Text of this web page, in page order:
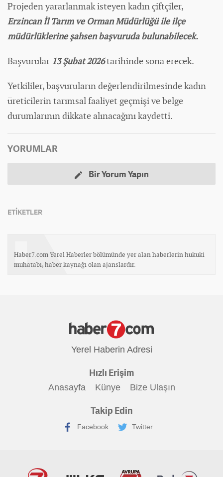
Projeden yararlanmak isteyen kadın çiftçiler,
Erzincan İl Tarım ve Orman Müdürlüğü ile ilçe
müdürlüklerine şahsen başvuruda bulunabilecek.
Başvurular 13 Şubat 2026tarihinde sona erecek.
Yetkililer, başvuruların değerlendirilmesinde kadın
üreticilerin tarımsal faaliyet geçmişi ve belge
durumlarının dikkate alınacağını kaydetti.
YORUMLAR
Bir Yorum Yapın
ETİKETLER
Haber7.com Yerel Haberler bölümünde yer alan haberlerin hukuki
muhatabı, haber kaynağı olan ajanslardır.
Yerel Haberin Adresi
Hızlı Erişim
Anasayfa Künye Bize Ulaşın
Takip Edin
Facebook Twitter